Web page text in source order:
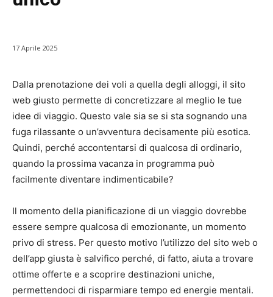
17 Aprile 2025
Dalla prenotazione dei voli a quella degli alloggi, il sito
web giusto permette di concretizzare al meglio le tue
idee di viaggio. Questo vale sia se si sta sognando una
fuga rilassante o un’avventura decisamente più esotica.
Quindi, perché accontentarsi di qualcosa di ordinario,
quando la prossima vacanza in programma può
facilmente diventare indimenticabile?
Il momento della pianificazione di un viaggio dovrebbe
essere sempre qualcosa di emozionante, un momento
privo di stress. Per questo motivo l’utilizzo del sito web o
dell’app giusta è salvifico perché, di fatto, aiuta a trovare
ottime offerte e a scoprire destinazioni uniche,
permettendoci di risparmiare tempo ed energie mentali.